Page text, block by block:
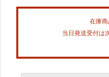
在庫
当日発送受付は